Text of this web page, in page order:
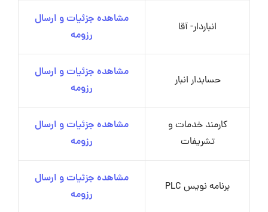
انباردار- آقا
مشاهده جزئیات و ارسال
رزومه
حسابدار انبار
مشاهده جزئیات و ارسال
رزومه
کارمند خدمات و
تشریفات
مشاهده جزئیات و ارسال
رزومه
برنامه نویس PLC
مشاهده جزئیات و ارسال
رزومه